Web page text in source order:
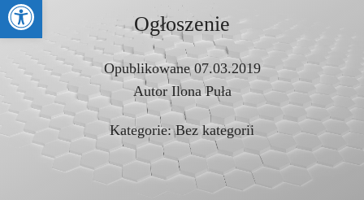
Ogłoszenie
Opublikowane 07.03.2019
AutorIlona Puła
Kategorie:Bez kategorii